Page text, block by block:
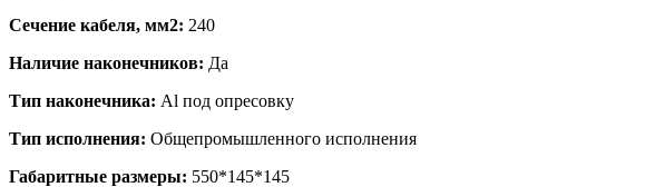
Сечение кабеля, мм2: 240
Наличие наконечников: Да
Тип наконечника: Al под опресовку
Тип исполнения: Общепромышленного исполнения
Габаритные размеры: 550*145*145